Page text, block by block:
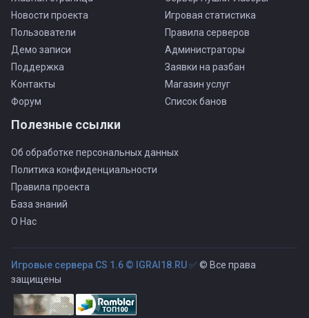
Новости проекта
Пользователи
Демо записи
Поддержка
Контакты
Форум
Игровая статистика
Правила серверов
Администраторы
Заявки на разбан
Магазин услуг
Список банов
Полезные ссылки
Об обработке персональных данных
Политика конфиденциальности
Правила проекта
База знаний
О Нас
Игровые сервера CS 1.6 © IGRAI18.RU ✅© Все права
защищены